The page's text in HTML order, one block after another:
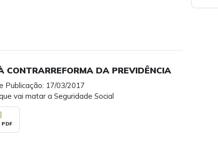
CONTRARREFORMA DA PREVIDÊNCIA
Publicação: 17/03/2017
vai matar a Seguridade Social
PDF